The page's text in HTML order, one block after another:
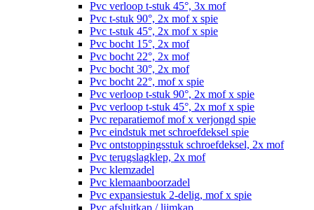
Pvc verloop t-stuk 45°, 3x mof
Pvc t-stuk 90°, 2x mof x spie
Pvc t-stuk 45°, 2x mof x spie
Pvc bocht 15°, 2x mof
Pvc bocht 22°, 2x mof
Pvc bocht 30°, 2x mof
Pvc bocht 22°, mof x spie
Pvc verloop t-stuk 90°, 2x mof x spie
Pvc verloop t-stuk 45°, 2x mof x spie
Pvc reparatiemof mof x verjongd spie
Pvc eindstuk met schroefdeksel spie
Pvc ontstoppingsstuk schroefdeksel, 2x mof
Pvc terugslagklep, 2x mof
Pvc klemzadel
Pvc klemaanboorzadel
Pvc expansiestuk 2-delig, mof x spie
Pvc afsluitkap / lijmkap